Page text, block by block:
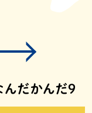
だかんだ9